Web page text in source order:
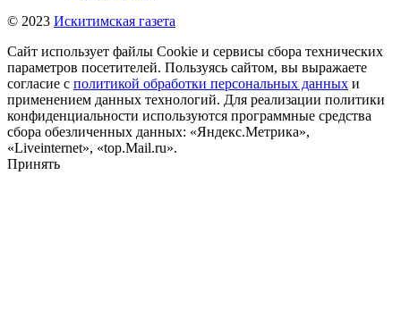
© 2023 Искитимская газета
Сайт использует файлы Cookie и сервисы сбора технических
параметров посетителей. Пользуясь сайтом, вы выражаете
согласие с политикой обработки персональных данных и
применением данных технологий. Для реализации политики
конфиденциальности используются программные средства
сбора обезличенных данных: «Яндекс.Метрика»,
«Liveinternet», «top.Mail.ru».
Принять